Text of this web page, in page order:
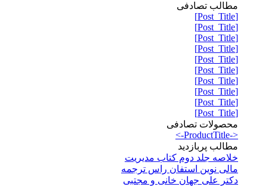
مطالب تصادفی
[Post_Title]
[Post_Title]
[Post_Title]
[Post_Title]
[Post_Title]
[Post_Title]
[Post_Title]
[Post_Title]
[Post_Title]
[Post_Title]
محصولات تصادفی
<-ProductTitle->
مطالب پربازدید
خلاصه جلد دوم کتاب مدیریت
مالی نوین استفان راس ترجمه
دکتر علی جهان خانی و مجتبی